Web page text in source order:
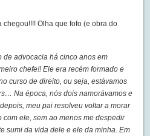
Olha que fofo (e obra do
de advocacia há cinco anos em
chefe!! Ele era recém formado e
curso de direito, ou seja, estávamos
Na época, nós dois namorávamos e
meu pai resolveu voltar a morar
ele, sem ao menos me despedir
sumi da vida dele e ele da minha. Em